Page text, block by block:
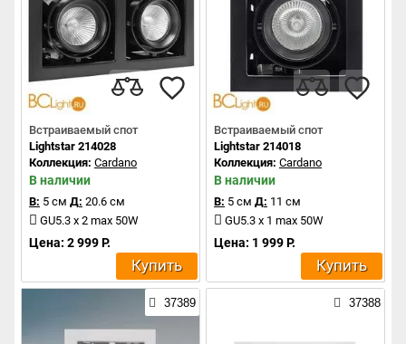
Встраиваемый спот
Lightstar 214028
Коллекция: Cardano
В наличии
В: 5 см Д: 20.6 см
GU5.3 x 2 max 50W
Цена: 2 999 Р.
Купить
Встраиваемый спот
Lightstar 214018
Коллекция: Cardano
В наличии
В: 5 см Д: 11 см
GU5.3 x 1 max 50W
Цена: 1 999 Р.
Купить
37389 37388